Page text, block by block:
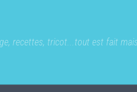
recettes, tricot...tout est fait